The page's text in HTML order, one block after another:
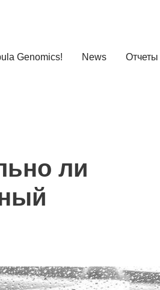
Genomics! News Отчеты
ли